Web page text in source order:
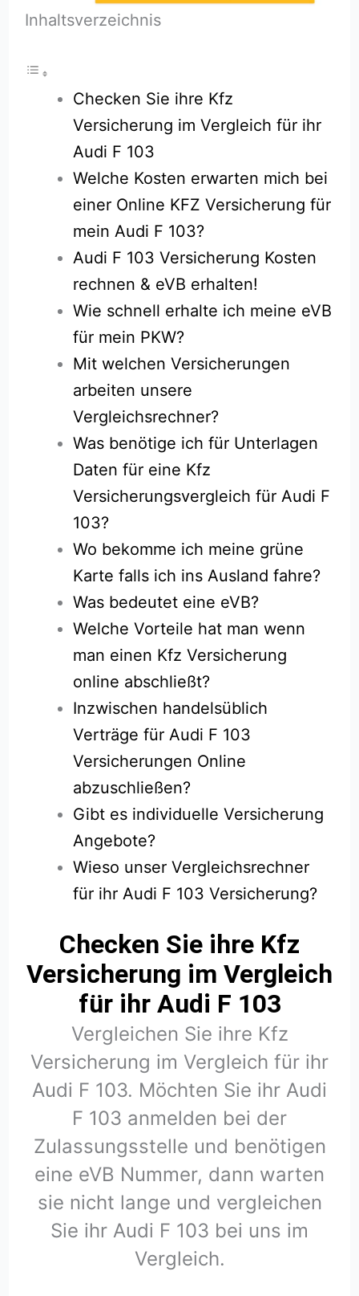
Inhaltsverzeichnis
Checken Sie ihre Kfz
Versicherung im Vergleich für ihr
Audi F 103
Welche Kosten erwarten mich bei
einer Online KFZ Versicherung für
mein Audi F 103?
Audi F 103 Versicherung Kosten
rechnen & eVB erhalten!
Wie schnell erhalte ich meine eVB
für mein PKW?
Mit welchen Versicherungen
arbeiten unsere
Vergleichsrechner?
Was benötige ich für Unterlagen
Daten für eine Kfz
Versicherungsvergleich für Audi F
103?
Wo bekomme ich meine grüne
Karte falls ich ins Ausland fahre?
Was bedeutet eine eVB?
Welche Vorteile hat man wenn
man einen Kfz Versicherung
online abschließt?
Inzwischen handelsüblich
Verträge für Audi F 103
Versicherungen Online
abzuschließen?
Gibt es individuelle Versicherung
Angebote?
Wieso unser Vergleichsrechner
für ihr Audi F 103 Versicherung?
Checken Sie ihre Kfz
Versicherung im Vergleich
für ihr Audi F 103
Vergleichen Sie ihre Kfz
Versicherung im Vergleich für ihr
Audi F 103. Möchten Sie ihr Audi
F 103 anmelden bei der
Zulassungsstelle und benötigen
eine eVB Nummer, dann warten
sie nicht lange und vergleichen
Sie ihr Audi F 103 bei uns im
Vergleich.